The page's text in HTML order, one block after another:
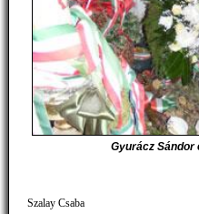
Gyurácz Sándor
Szalay Csaba